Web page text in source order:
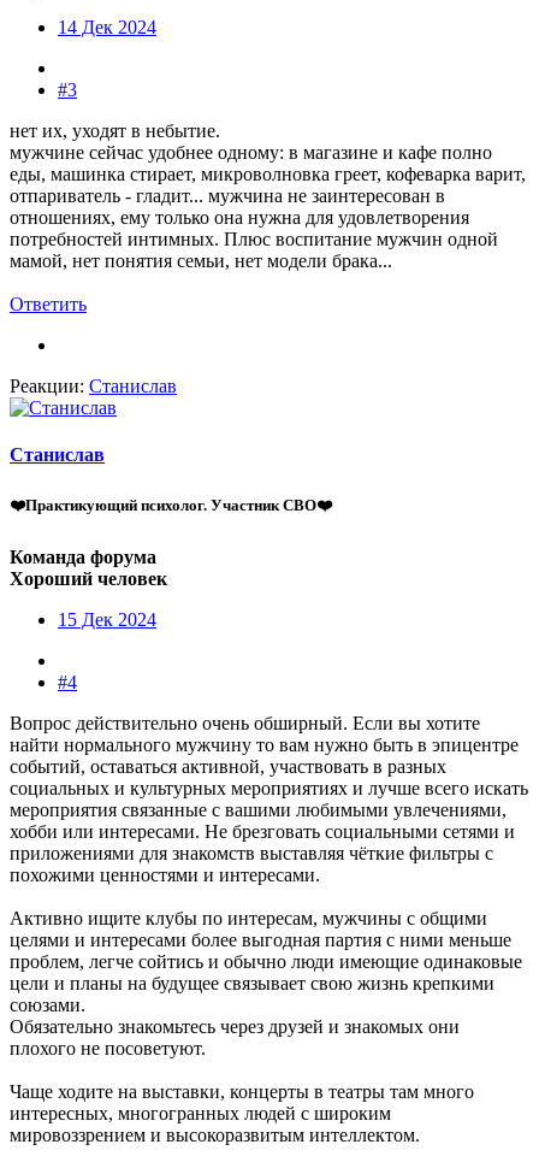
14 Дек 2024
#3
нет их, уходят в небытие.
мужчине сейчас удобнее одному: в магазине и кафе полно
еды, машинка стирает, микроволновка греет, кофеварка варит,
отпариватель - гладит... мужчина не заинтересован в
отношениях, ему только она нужна для удовлетворения
потребностей интимных. Плюс воспитание мужчин одной
мамой, нет понятия семьи, нет модели брака...
Ответить
Реакции: Станислав
Станислав
❤️Практикующий психолог. Участник СВО❤️
Команда форума
Хороший человек
15 Дек 2024
#4
Вопрос действительно очень обширный. Если вы хотите
найти нормального мужчину то вам нужно быть в эпицентре
событий, оставаться активной, участвовать в разных
социальных и культурных мероприятиях и лучше всего искать
мероприятия связанные с вашими любимыми увлечениями,
хобби или интересами. Не брезговать социальными сетями и
приложениями для знакомств выставляя чёткие фильтры с
похожими ценностями и интересами.
Активно ищите клубы по интересам, мужчины с общими
целями и интересами более выгодная партия с ними меньше
проблем, легче сойтись и обычно люди имеющие одинаковые
цели и планы на будущее связывает свою жизнь крепкими
союзами.
Обязательно знакомьтесь через друзей и знакомых они
плохого не посоветуют.
Чаще ходите на выставки, концерты в театры там много
интересных, многогранных людей с широким
мировоззрением и высокоразвитым интеллектом.